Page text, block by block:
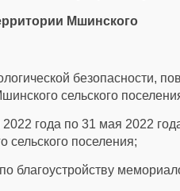
Мшинского
безопасности,
сельского
года по 31 мая 2022
сельского поселения;
благоустройству